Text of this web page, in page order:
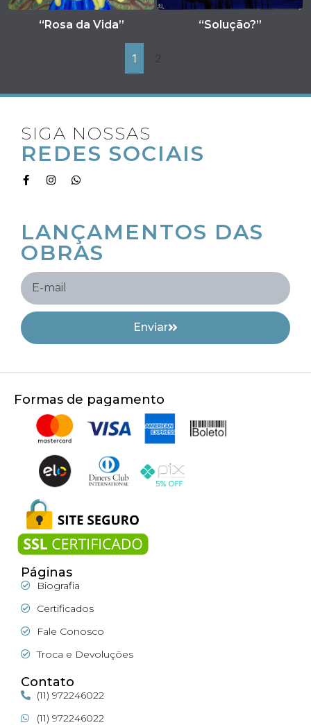
“Rosa da Vida” “Solução?”
1 2
SIGA NOSSAS
REDES SOCIAIS
LANÇAMENTOS DAS
OBRAS
Enviar
Formas de pagamento
Páginas
Biografia
Certificados
Fale Conosco
Troca e Devoluções
Contato
(11) 972246022
(11) 972246022